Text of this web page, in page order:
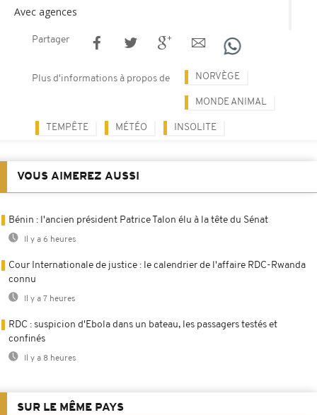
Avec agences
Partager
Plus d'informations à propos de NORVÈGE
MONDE ANIMAL
TEMPÊTE MÉTÉO INSOLITE
VOUS AIMEREZ AUSSI
Bénin : l'ancien président Patrice Talon élu à la tête du Sénat
Il y a 6 heures
Cour Internationale de justice : le calendrier de l'affaire RDC-Rwanda
connu
Il y a 7 heures
RDC : suspicion d'Ebola dans un bateau, les passagers testés et
confinés
Il y a 8 heures
SUR LE MÊME PAYS